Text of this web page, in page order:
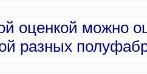
оценкой можно
разных